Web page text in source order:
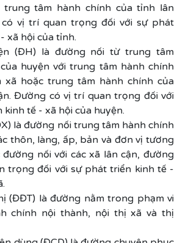
trung tâm hành chính của tỉnh lân
vị trí quan trọng đối với sự phát
xã hội của tỉnh.
(ĐH) là đường nối từ trung tâm
huyện với trung tâm hành chính
xã hoặc trung tâm hành chính của
Đường có vị trí quan trọng đối với
tế - xã hội của huyện.
là đường nối trung tâm hành chính
thôn, làng, ấp, bản và đơn vị tương
nối với các xã lân cận, đường
trọng đối với sự phát triển kinh tế -
(ĐĐT) là đường nằm trong phạm vi
chính nội thành, nội thị xã và thị